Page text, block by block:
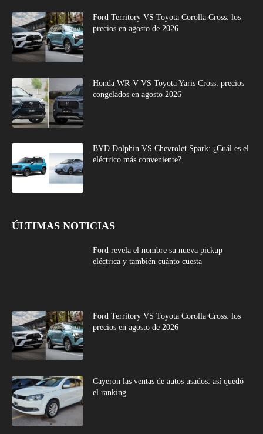
Ford Territory VS Toyota Corolla Cross: los
precios en agosto de 2026
Honda WR-V VS Toyota Yaris Cross: precios
congelados en agosto 2026
BYD Dolphin VS Chevrolet Spark: ¿Cuál es el
eléctrico más conveniente?
ÚLTIMAS NOTICIAS
Ford revela el nombre su nueva pickup
eléctrica y también cuánto cuesta
Ford Territory VS Toyota Corolla Cross: los
precios en agosto de 2026
Cayeron las ventas de autos usados: así quedó
el ranking